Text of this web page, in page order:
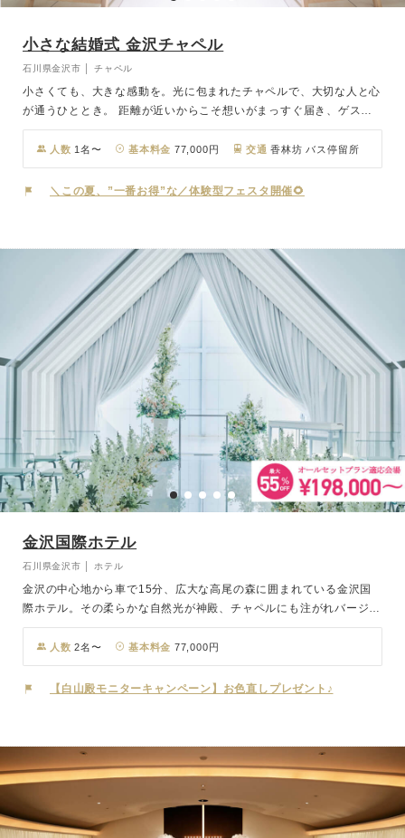
小さな結婚式 金沢チャペル
石川県金沢市 │ チャペル
小さくても、大きな感動を。光に包まれたチャペルで、大切な人と心
が通うひととき。 距離が近いからこそ想いがまっすぐ届き、ゲスト
との絆を深く感じられる、あたたかく特別な結婚式を叶えます。 一
人ひとりの表情が見える距離で、言葉以上の想いが伝わります。 飾
らない時間の中に、大切な瞬間を。
人数 1名〜 基本料金 77,000円 交通 香林坊 バス停留所
＼この夏、”一番お得”な／体験型フェスタ開催🌻
金沢国際ホテル
石川県金沢市 │ ホテル
金沢の中心地から車で15分、広大な高尾の森に囲まれている金沢国
際ホテル。その柔らかな自然光が神殿、チャペルにも注がれバージン
ロードを照らし、二人の門出を祝福します。山側環状道路を利用すれ
ば、富山や福井方面からもICより約20分と北陸エリアのゲストには
アクセス良好な立地です。
人数 2名〜 基本料金 77,000円
【白山殿モニターキャンペーン】お色直しプレゼント♪